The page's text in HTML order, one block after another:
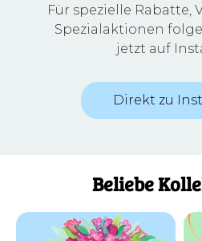
Für spezielle Rabatte,
Spezialaktionen folge
jetzt auf
Direkt zu
Beliebe